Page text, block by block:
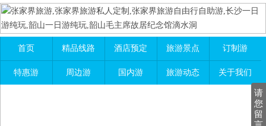
首页 精品线路 酒店预定 旅游景点 订制游
特惠游 周边游 国内游 旅游动态 关于我们
请
您
留